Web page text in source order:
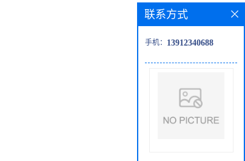
联系方式
手机： 13912340688